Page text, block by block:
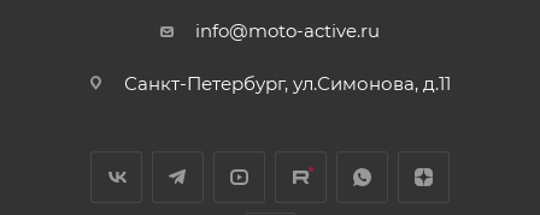
info@moto-active.ru
Санкт-Петербург, ул.Симонова, д.11